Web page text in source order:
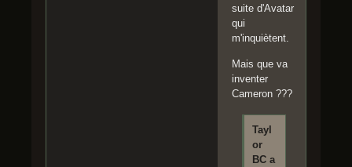
suite d'Avatar
qui
m'inquiètent.
Mais que va
inventer
Cameron ???
Tayl
or
BC a